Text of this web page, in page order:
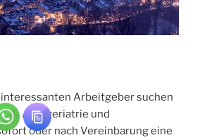
Arbeitgeber suchen
Akutgeriatrie und
oder nach Vereinbarung eine